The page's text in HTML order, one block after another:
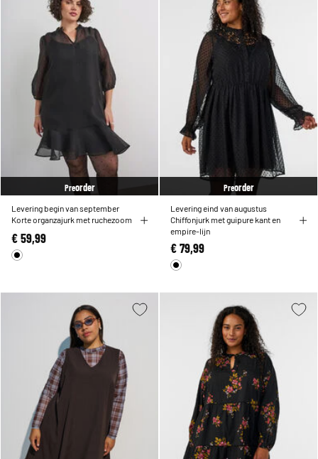
Preorder
Levering begin van september
Korte organzajurk met ruchezoom
€ 59,99
Preorder
Levering eind van augustus
Chiffonjurk met guipure kant en
empire-lijn
€ 79,99